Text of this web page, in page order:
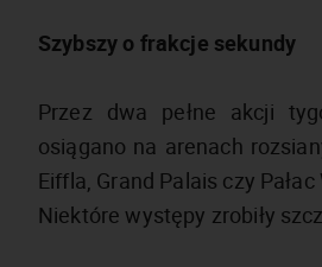
Szybszy o frakcje sekundy
Przez dwa pełne akcji
osiągano na arenach
Eiffla, Grand Palais czy
Niektóre występy zrobiły